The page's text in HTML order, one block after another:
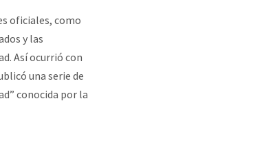
oficiales, como
y las
Así ocurrió con
una serie de
conocida por la